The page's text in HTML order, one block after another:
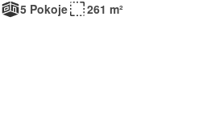
5 Pokoje
261 m²